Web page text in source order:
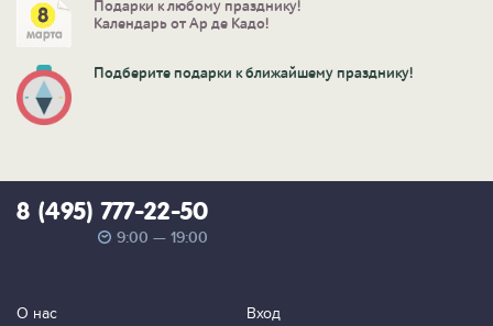
Подарки к любому празднику!
Календарь от Ар де Кадо!
Подберите подарки к ближайшему празднику!
8 (495) 777-22-50
9:00 — 19:00
О нас Вход